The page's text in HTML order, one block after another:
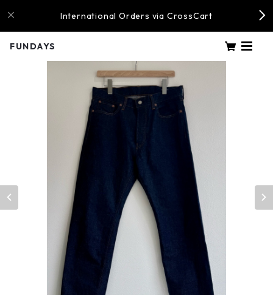
International Orders via CrossCart
FUNDAYS